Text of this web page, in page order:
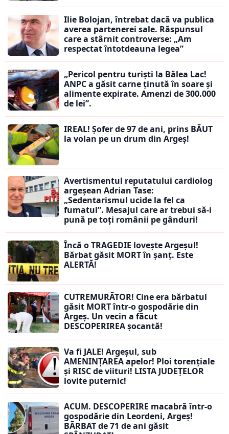
Ilie Bolojan, întrebat dacă va publica
averea partenerei sale. Răspunsul
care a stârnit controverse: „Am
respectat întotdeauna legea”
„Pericol pentru turiști la Bâlea Lac!
ANPC a găsit carne ținută în soare și
alimente expirate. Amenzi de 300.000
de lei”.
IREAL! Șofer de 97 de ani, prins BĂUT
la volan pe un drum din Argeș!
Avertismentul reputatului cardiolog
argeșean Adrian Tase:
„Sedentarismul ucide la fel ca
fumatul”. Mesajul care ar trebui să-i
pună pe toți românii pe gânduri!
Încă o TRAGEDIE lovește Argeșul!
Bărbat găsit MORT în șanț. Este
ALERTĂ!
CUTREMURĂTOR! Cine era bărbatul
găsit MORT într-o gospodărie din
Argeș. Un vecin a făcut
DESCOPERIREA șocantă!
Va fi JALE! Argeșul, sub
AMENINȚAREA apelor! Ploi torențiale
și RISC de viituri! LISTA JUDEȚELOR
lovite puternic!
ACUM. DESCOPERIRE macabră într-o
gospodărie din Leordeni, Argeș!
BĂRBAT de 71 de ani găsit